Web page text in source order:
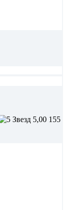
5,00 155